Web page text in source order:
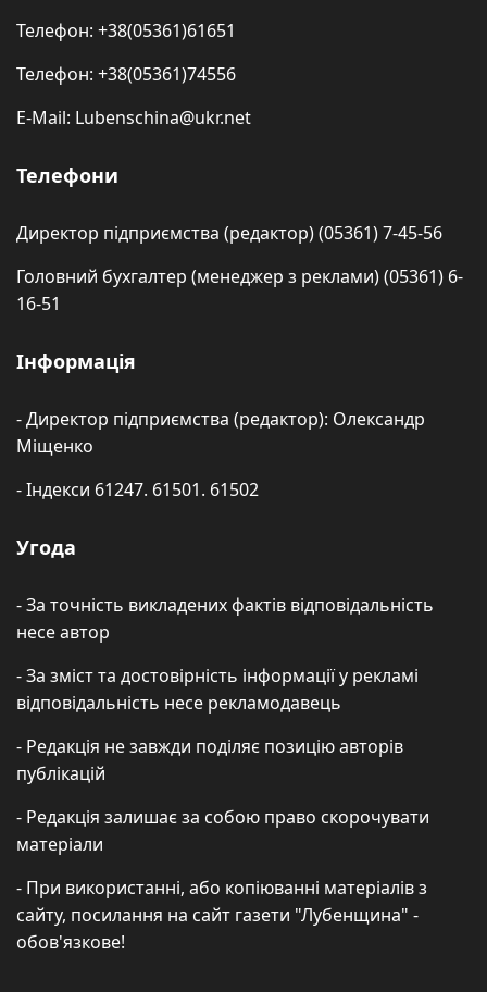
Телефон: +38(05361)61651
Телефон: +38(05361)74556
E-Mail: Lubenschina@ukr.net
Телефони
Директор підприємства (редактор) (05361) 7-45-56
Головний бухгалтер (менеджер з реклами) (05361) 6-
16-51
Інформація
- Директор підприємства (редактор): Олександр
Міщенко
- Індекси 61247. 61501. 61502
Угода
- За точність викладених фактів відповідальність
несе автор
- За зміст та достовірність інформації у рекламі
відповідальність несе рекламодавець
- Редакція не завжди поділяє позицію авторів
публікацій
- Редакція залишає за собою право скорочувати
матеріали
- При використанні, або копіюванні матеріалів з
сайту, посилання на сайт газети "Лубенщина" -
обов'язкове!